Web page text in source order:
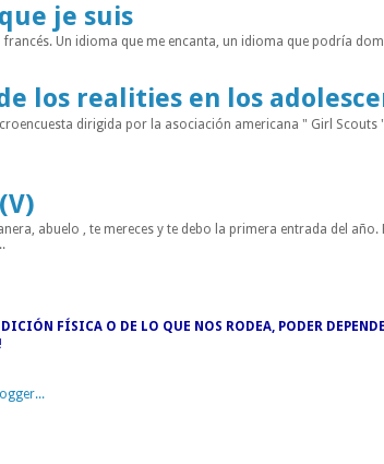
je suis
Un idioma que me encanta, un idioma que podría
los realities en los
dirigida por la asociación americana " Girl Scouts
abuelo , te mereces y te debo la primera entrada del
FÍSICA O DE LO QUE NOS RODEA, PODER